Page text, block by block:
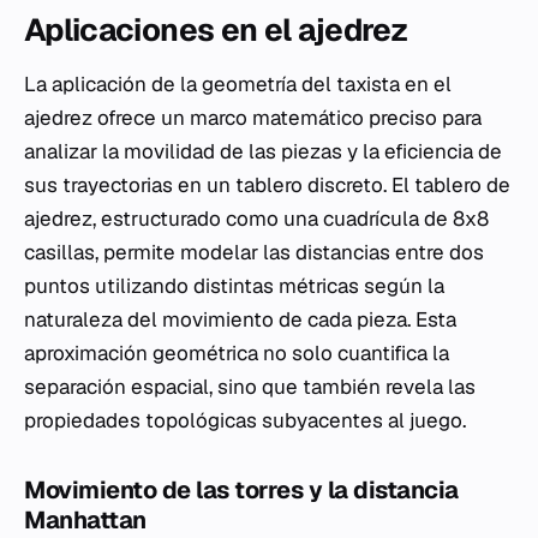
Aplicaciones en el ajedrez
La aplicación de la geometría del taxista en el
ajedrez ofrece un marco matemático preciso para
analizar la movilidad de las piezas y la eficiencia de
sus trayectorias en un tablero discreto. El tablero de
ajedrez, estructurado como una cuadrícula de 8x8
casillas, permite modelar las distancias entre dos
puntos utilizando distintas métricas según la
naturaleza del movimiento de cada pieza. Esta
aproximación geométrica no solo cuantifica la
separación espacial, sino que también revela las
propiedades topológicas subyacentes al juego.
Movimiento de las torres y la distancia
Manhattan